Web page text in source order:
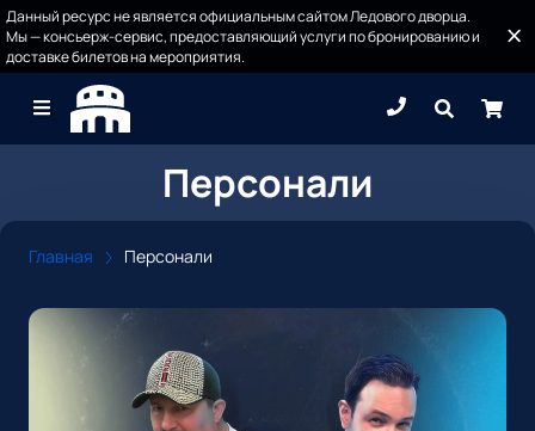
Данный ресурс не является официальным сайтом Ледового дворца.
Мы — консьерж-сервис, предоставляющий услуги по бронированию и
доставке билетов на мероприятия.
Персонали
Главная Персонали